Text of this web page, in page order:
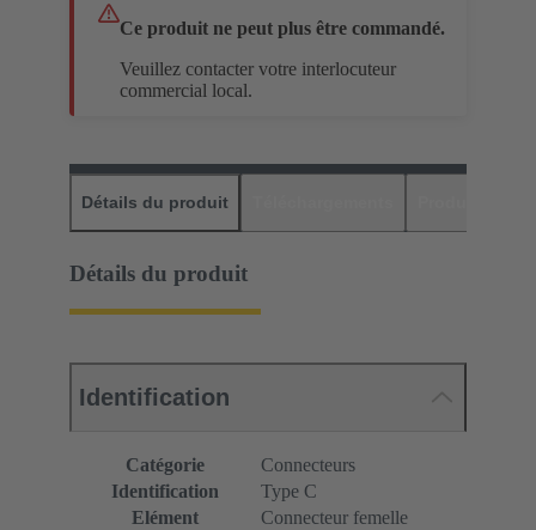
Ce produit ne peut plus être commandé.
Veuillez contacter votre interlocuteur
commercial local.
Détails du produit
Détails du produit
Identification
Catégorie
Connecteurs
Identification
Type C
Elément
Connecteur femelle